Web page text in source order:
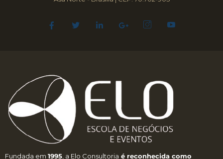
Fundada em 1995 , a Elo Consultoria é reconhecida como